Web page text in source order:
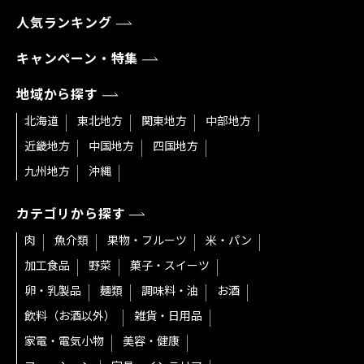
人気ランキング
キャンペーン・特集
地域から探す
北海道 東北地方 関東地方
中部地方
近畿地方
中国地方
四国地方
九州地方
沖縄
カテゴリから探す
肉 魚介類 果物・フルーツ
米・パン
加工食品
野菜
菓子・スイーツ
卵・乳製品
麺類 調味料・油
お酒
飲料（お酒以外）
雑貨・日用品
家電・電気小物
美容・健康